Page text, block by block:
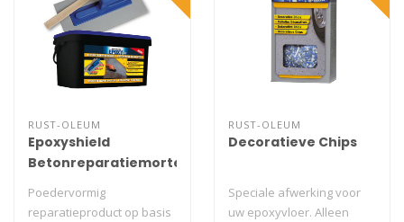
RUST-OLEUM
Epoxyshield
Betonreparatiemortel
10KG
Poedervormig
reparatieproduct op basis
RUST-OLEUM
Decoratieve Chips
Speciale afwerking voor
uw epoxyvloer. Alleen